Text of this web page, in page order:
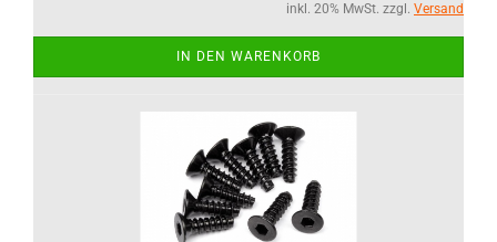
inkl. 20% MwSt. zzgl. Versand
IN DEN WARENKORB